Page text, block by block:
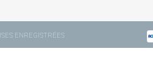
ENREGISTRÉES